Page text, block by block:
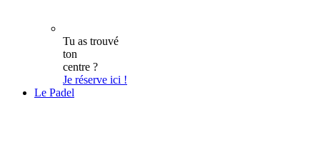
Tu as trouvé
ton
centre ?
Je réserve ici !
Le Padel